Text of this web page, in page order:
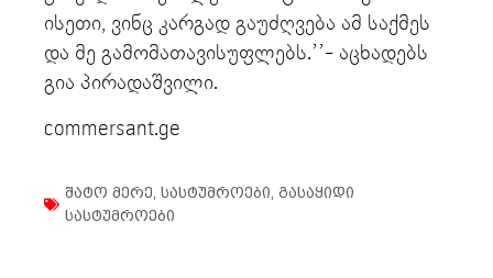
ისეთი, ვინც კარგად გაუძღვება ამ საქმეს
და მე გამომათავისუფლებს.’’- აცხადებს
გია პირადაშვილი.
commersant.ge
შატო მერე სასტუმროები გასაყიდი
სასტუმროები